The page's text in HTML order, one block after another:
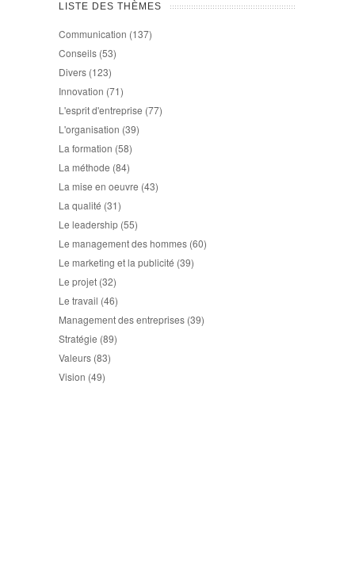
LISTE DES THÈMES
Communication (137)
Conseils (53)
Divers (123)
Innovation (71)
L'esprit d'entreprise (77)
L'organisation (39)
La formation (58)
La méthode (84)
La mise en oeuvre (43)
La qualité (31)
Le leadership (55)
Le management des hommes (60)
Le marketing et la publicité (39)
Le projet (32)
Le travail (46)
Management des entreprises (39)
Stratégie (89)
Valeurs (83)
Vision (49)